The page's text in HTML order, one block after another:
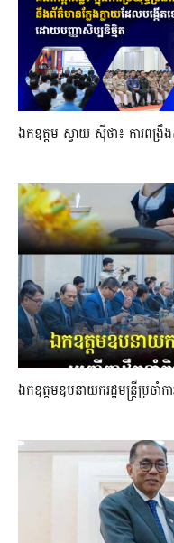
ឯកឧត្តម ស្វាយ ស៊ីថា៖ ការពង្រឹ
ឯកឧត្តមឧបនាយករដ្ឋមន្រ្តីប្រចាំ